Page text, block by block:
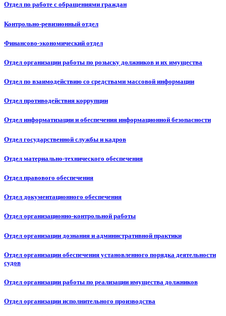
Отдел по работе с обращениями граждан
Контрольно-ревизионный отдел
Финансово-экономический отдел
Отдел организации работы по розыску должников и их имущества
Отдел по взаимодействию со средствами массовой информации
Отдел противодействия коррупции
Отдел информатизации и обеспечения информационной безопасности
Отдел государственной службы и кадров
Отдел материально-технического обеспечения
Отдел правового обеспечения
Отдел документационного обеспечения
Отдел организационно-контрольной работы
Отдел организации дознания и административной практики
Отдел организации обеспечения установленного порядка деятельности
судов
Отдел организации работы по реализации имущества должников
Отдел организации исполнительного производства